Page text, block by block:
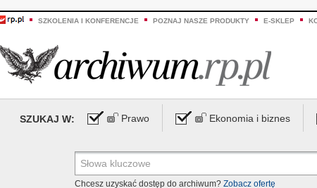
SZKOLENIA I KONFERENCJE POZNAJ NASZE PRODUKTY E-SKLEP
SZUKAJ W: Prawo Ekonomia i biznes
Chcesz uzyskać dostęp do archiwum? Zobacz ofertę